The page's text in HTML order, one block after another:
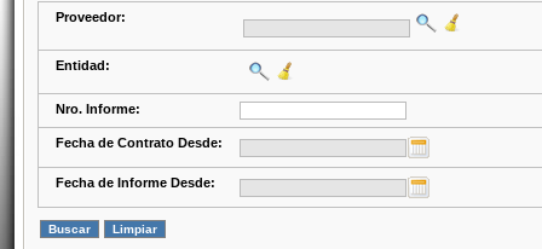
Proveedor:
Entidad:
Nro. Informe:
Fecha de Contrato Desde:
Fecha de Informe Desde: